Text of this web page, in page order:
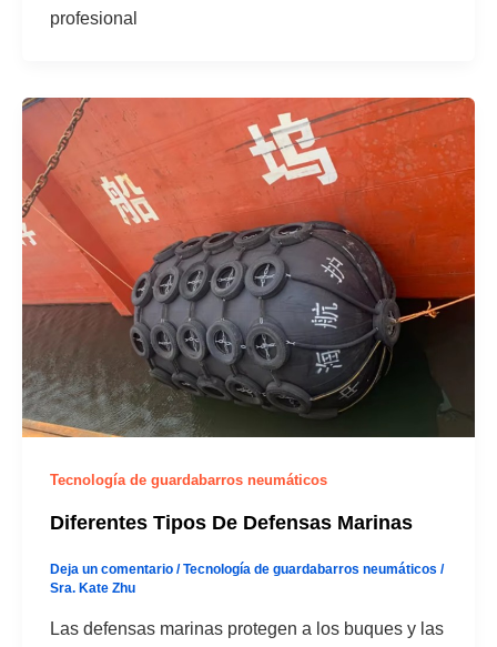
profesional
Tecnología de guardabarros neumáticos
Diferentes Tipos De Defensas Marinas
Deja un comentario /Tecnología de guardabarros neumáticos /
Sra. Kate Zhu
Las defensas marinas protegen a los buques y las